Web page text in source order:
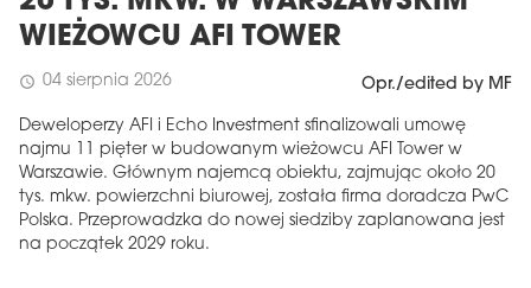
WIEŻOWCU AFI TOWER
schedule 04 sierpnia 2026 Opr./edited by MF
Deweloperzy AFI i Echo Investment sfinalizowali umowę
najmu 11 pięter w budowanym wieżowcu AFI Tower w
Warszawie. Głównym najemcą obiektu, zajmując około 20
tys. mkw. powierzchni biurowej, została firma doradcza PwC
Polska. Przeprowadzka do nowej siedziby zaplanowana jest
na początek 2029 roku.